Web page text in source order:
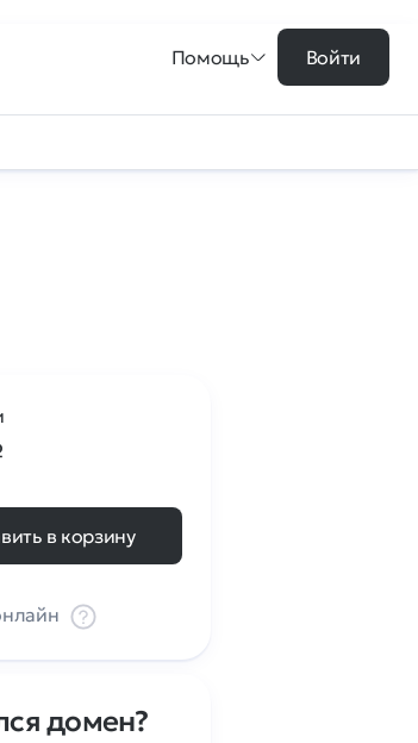
Помощь Войти
в корзину
домен?